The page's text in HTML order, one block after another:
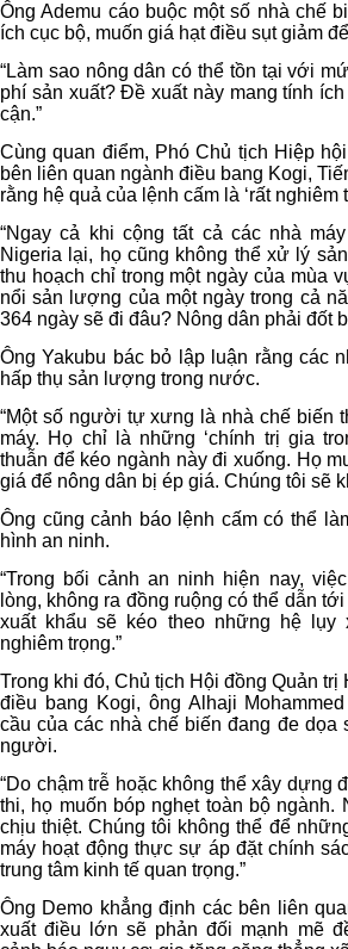
Ông Ademu cáo buộc một số nhà chế
ích cục bộ, muốn giá hạt điều sụt giảm
“Làm sao nông dân có thể tồn tại với
phí sản xuất? Đề xuất này mang tính
cận.”
Cùng quan điểm, Phó Chủ tịch Hiệp
bên liên quan ngành điều bang Kogi,
rằng hệ quả của lệnh cấm là ‘rất nghiêm
“Ngay cả khi cộng tất cả các nhà
Nigeria lại, họ cũng không thể xử lý
thu hoạch chỉ trong một ngày của mùa
nổi sản lượng của một ngày trong cả
364 ngày sẽ đi đâu? Nông dân phải đốt
Ông Yakubu bác bỏ lập luận rằng các
hấp thụ sản lượng trong nước.
“Một số người tự xưng là nhà chế biến
máy. Họ chỉ là những ‘chính trị gia
thuẫn để kéo ngành này đi xuống. Họ
giá để nông dân bị ép giá. Chúng tôi sẽ
Ông cũng cảnh báo lệnh cấm có thể
hình an ninh.
“Trong bối cảnh an ninh hiện nay,
lòng, không ra đồng ruộng có thể dẫn
xuất khẩu sẽ kéo theo những hệ
nghiêm trọng.”
Trong khi đó, Chủ tịch Hội đồng Quản trị
điều bang Kogi, ông Alhaji
cầu của các nhà chế biến đang đe dọa
người.
“Do chậm trễ hoặc không thể xây dựng
thi, họ muốn bóp nghẹt toàn bộ ngành.
chịu thiệt. Chúng tôi không thể để
máy hoạt động thực sự áp đặt chính
trung tâm kinh tế quan trọng.”
Ông Demo khẳng định các bên liên
xuất điều lớn sẽ phản đối mạnh mẽ